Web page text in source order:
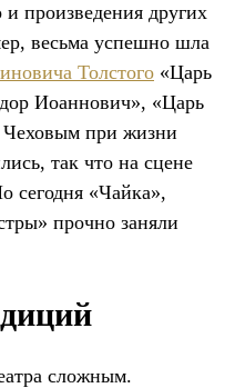
произведения других
весьма успешно шла
Толстого «Царь
Иоаннович», «Царь
при жизни
так что на сцене
сегодня «Чайка»,
прочно заняли
сложным.